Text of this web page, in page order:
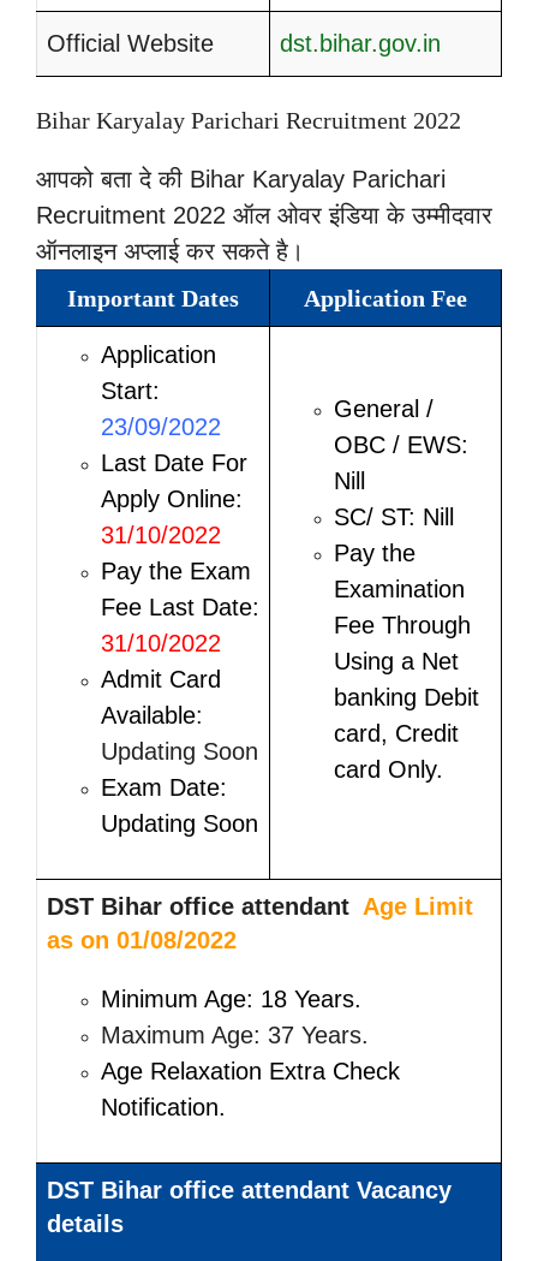
Official Website dst.bihar.gov.in
Bihar Karyalay Parichari Recruitment 2022
आपको बता दे की Bihar Karyalay Parichari
Recruitment 2022 ऑल ओवर इंडिया के उम्मीदवार
ऑनलाइन अप्लाई कर सकते है।
Important Dates
Application Fee
Application
Start:
23/09/2022
Last Date For
Apply Online:
31/10/2022
Pay the Exam
Fee Last Date:
31/10/2022
Admit Card
Available:
Updating Soon
Exam Date:
Updating Soon
General /
OBC / EWS:
Nill
SC/ ST: Nill
Pay the
Examination
Fee Through
Using a Net
banking Debit
card, Credit
card Only.
DST Bihar office attendant Age Limit
as on 01/08/2022
Minimum Age: 18 Years.
Maximum Age: 37 Years.
Age Relaxation Extra Check
Notification.
DST Bihar office attendant Vacancy
details